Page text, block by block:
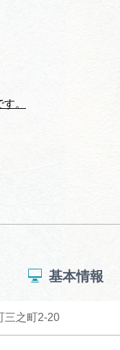
。
基本情報
之町2-20